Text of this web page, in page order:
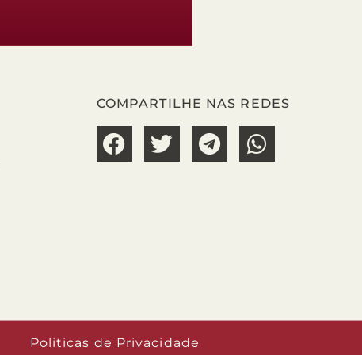
COMPARTILHE NAS REDES
Politicas de Privacidade